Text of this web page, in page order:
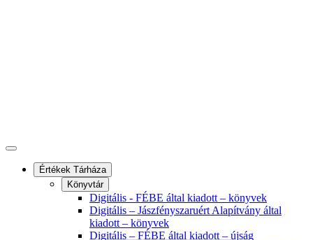
Értékek Tárháza
Könyvtár
Digitális - FÉBE által kiadott – könyvek
Digitális – Jászfényszaruért Alapítvány által
kiadott – könyvek
Digitális – FÉBE által kiadott – újság